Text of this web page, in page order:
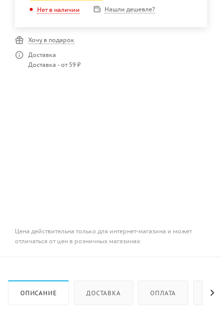
Нет в наличии
Нашли дешевле?
Хочу в подарок
Доставка
Доставка - от 59 ₽
Цена действительна только для интернет-магазина и может
отличаться от цен в розничных магазинах
ОПИСАНИЕ ДОСТАВКА ОПЛАТА